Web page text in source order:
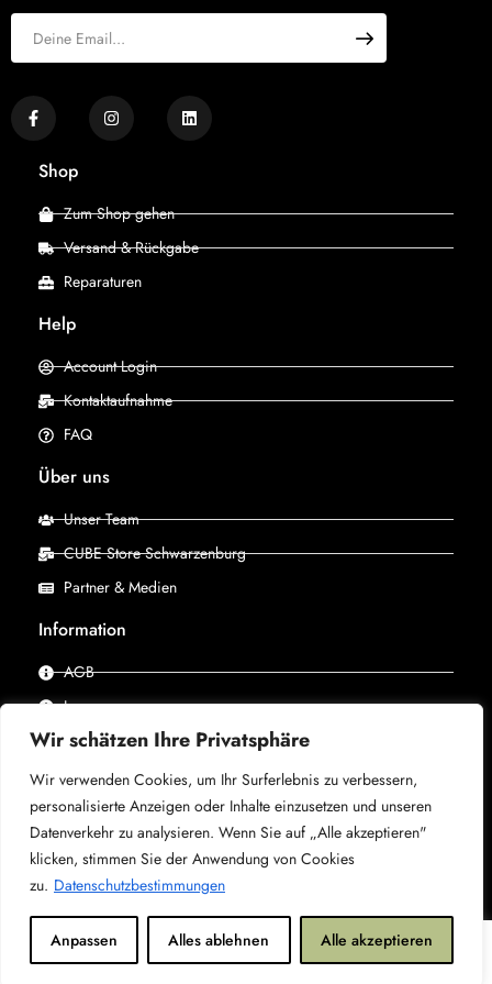
Wir schätzen Ihre Privatsphäre
Wir verwenden Cookies, um Ihr Surferlebnis zu verbessern,
personalisierte Anzeigen oder Inhalte einzusetzen und unseren
Datenverkehr zu analysieren. Wenn Sie auf „Alle akzeptieren"
klicken, stimmen Sie der Anwendung von Cookies
zu. Datenschutzbestimmungen
Anpassen Alles ablehnen Alle akzeptieren
Shop Profil Suchen Wunschliste
Shop
Zum Shop gehen
Versand & Rückgabe
Reparaturen
Help
Account Login
Kontaktaufnahme
FAQ
Über uns
Unser Team
CUBE Store Schwarzenburg
Partner & Medien
Information
AGB
Impressum
Datenschutz
© 2025 –CUBE Store Schwarzenburg, powered by X-
Bike– Alle Rechte vorbehalten.